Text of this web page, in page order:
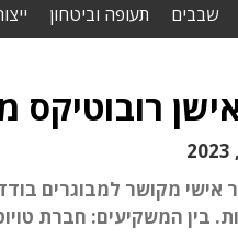
שבבים תעופה וביטחון
רובוטיקס מגייסת 25
אישי מקושר למבוגרים
בין המשקיעים: חברת